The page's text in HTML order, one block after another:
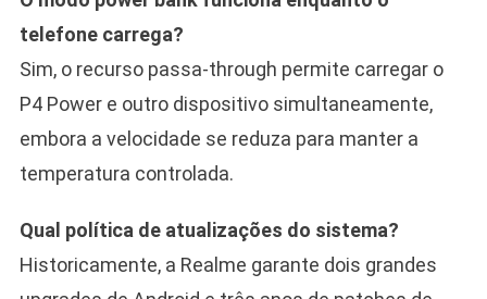
telefone carrega?
Sim, o recurso passa-through permite carregar o
P4 Power e outro dispositivo simultaneamente,
embora a velocidade se reduza para manter a
temperatura controlada.
Qual política de atualizações do sistema?
Historicamente, a Realme garante dois grandes